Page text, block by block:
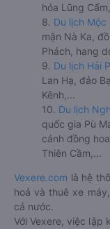
hóa Lũng
8. Du lịch Mộc
mận Nà Ka,
Phách, hang
9. Du lịch Hải
Lan Hạ, đảo
Kênh,...
10. Du lịch
quốc gia Pù
cánh đồng
Thiên Cầm,...
Vexere.com là hệ
hoả và thuê xe
cả nước.
Với Vexere, việc lập